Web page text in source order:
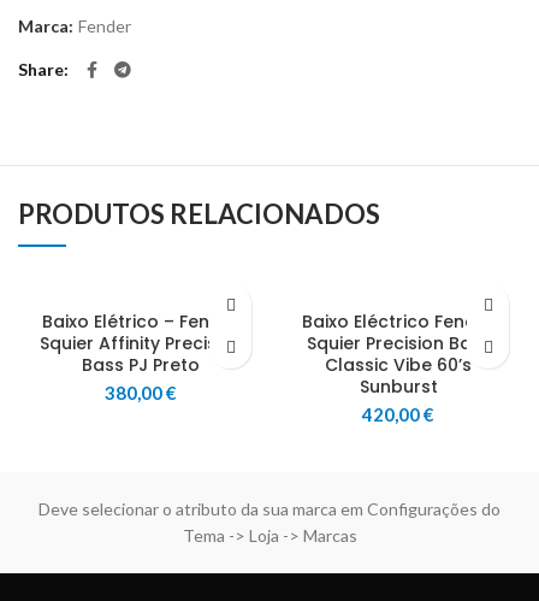
Marca: Fender
Share
PRODUTOS RELACIONADOS
Baixo Elétrico – Fender
Squier Affinity Precision
Bass PJ Preto
380,00€
Baixo Eléctrico Fender
Squier Precision Bass
Classic Vibe 60’s
Sunburst
420,00€
Deve selecionar o atributo da sua marca em Configurações do
Tema -> Loja -> Marcas